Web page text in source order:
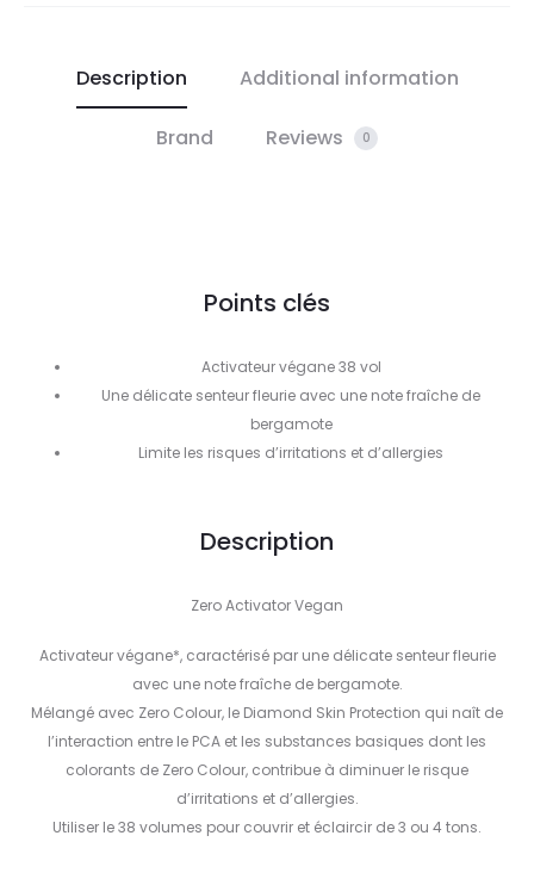
Description Additional information
Brand Reviews 0
Points clés
Activateur végane 38 vol
Une délicate senteur fleurie avec une note fraîche de
bergamote
Limite les risques d’irritations et d’allergies
Description
Zero Activator Vegan
Activateur végane*, caractérisé par une délicate senteur fleurie
avec une note fraîche de bergamote.
Mélangé avec Zero Colour, le Diamond Skin Protection qui naît de
l’interaction entre le PCA et les substances basiques dont les
colorants de Zero Colour, contribue à diminuer le risque
d’irritations et d’allergies.
Utiliser le 38 volumes pour couvrir et éclaircir de 3 ou 4 tons.